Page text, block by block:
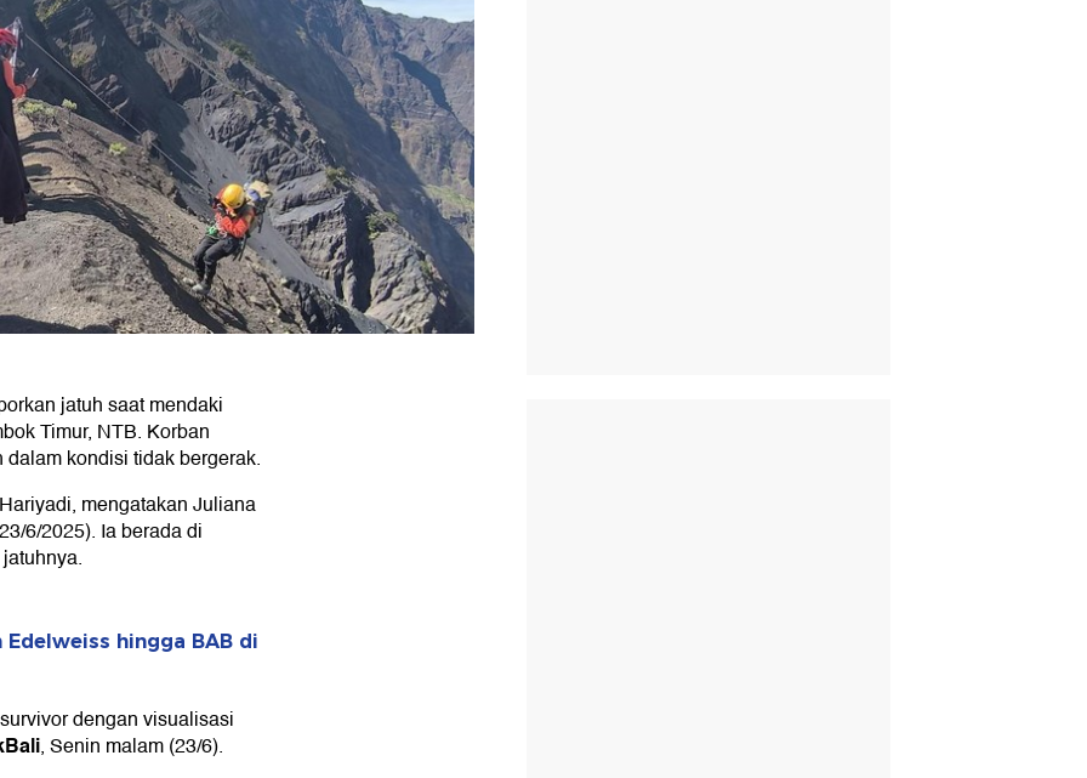
jatuh saat mendaki
Timur, NTB. Korban
kondisi tidak bergerak.
mengatakan Juliana
6/2025). Ia berada di
hingga BAB di
dengan visualisasi
, Senin malam (23/6).